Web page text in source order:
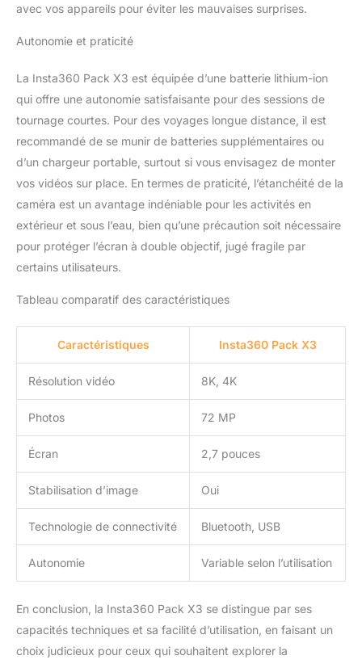
à la troisième personne :
fait disparaître
complètement la perche
à selfie invisible pour des
photos incroyables de
type drone et des
perspectives à la
troisième personne.
avec vos appareils pour éviter les mauvaises surprises.
Autonomie et praticité
La Insta360 Pack X3 est équipée d’une batterie lithium-ion
qui offre une autonomie satisfaisante pour des sessions de
tournage courtes. Pour des voyages longue distance, il est
recommandé de se munir de batteries supplémentaires ou
d’un chargeur portable, surtout si vous envisagez de monter
vos vidéos sur place. En termes de praticité, l’étanchéité de la
caméra est un avantage indéniable pour les activités en
extérieur et sous l’eau, bien qu’une précaution soit nécessaire
pour protéger l’écran à double objectif, jugé fragile par
certains utilisateurs.
Tableau comparatif des caractéristiques
Caractéristiques Insta360 Pack X3
Résolution vidéo 8K, 4K
Photos 72 MP
Écran 2,7 pouces
Stabilisation d’image Oui
Technologie de connectivité Bluetooth, USB
Autonomie Variable selon l’utilisation
En conclusion, la Insta360 Pack X3 se distingue par ses
capacités techniques et sa facilité d’utilisation, en faisant un
choix judicieux pour ceux qui souhaitent explorer la